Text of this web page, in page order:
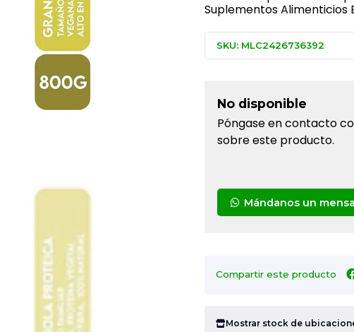
Suplementos Alimenticios
SKU: MLC2426736392
No disponible
Póngase en contacto
sobre este producto.
Mándanos un
Compartir este producto
Mostrar stock de